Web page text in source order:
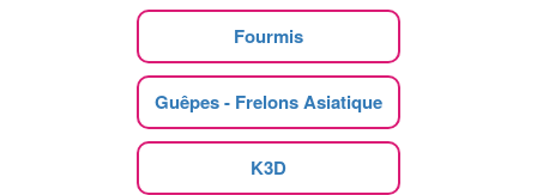
Fourmis
Guêpes - Frelons Asiatique
K3D